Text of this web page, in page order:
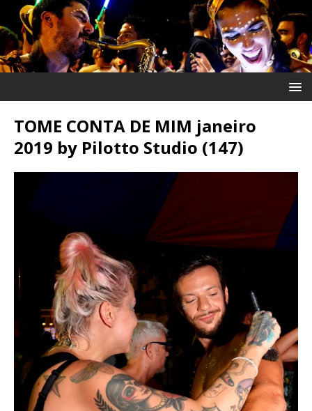
TOME CONTA DE MIM janeiro
2019 by Pilotto Studio (147)